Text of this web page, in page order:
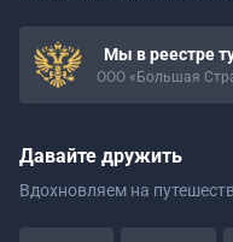
Мы в реестре
ООО «Большая
Давайте дружить
Вдохновляем на